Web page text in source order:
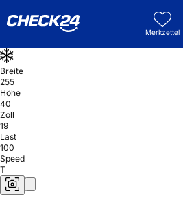
Merkzettel
Breite
255
Höhe
40
Zoll
19
Last
100
Speed
T